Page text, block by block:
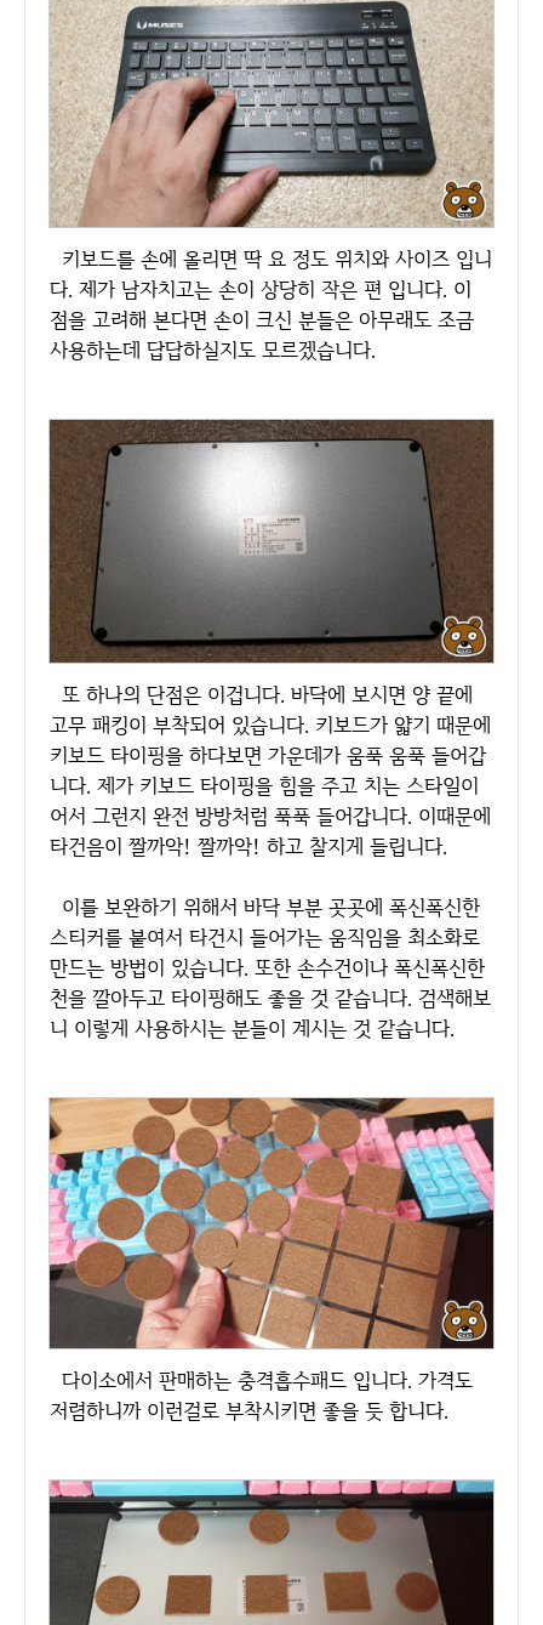
키보드를 손에 올리면 딱 요 정도 위치와 사이즈 입니
다. 제가 남자치고는 손이 상당히 작은 편 입니다. 이
점을 고려해 본다면 손이 크신 분들은 아무래도 조금
사용하는데 답답하실지도 모르겠습니다.
또 하나의 단점은 이겁니다. 바닥에 보시면 양 끝에
고무 패킹이 부착되어 있습니다. 키보드가 얇기 때문에
키보드 타이핑을 하다보면 가운데가 움푹 움푹 들어갑
니다. 제가 키보드 타이핑을 힘을 주고 치는 스타일이
어서 그런지 완전 방방처럼 푹푹 들어갑니다. 이때문에
타건음이 짤까악! 짤까악! 하고 찰지게 들립니다.
이를 보완하기 위해서 바닥 부분 곳곳에 폭신폭신한
스티커를 붙여서 타건시 들어가는 움직임을 최소화로
만드는 방법이 있습니다. 또한 손수건이나 폭신폭신한
천을 깔아두고 타이핑해도 좋을 것 같습니다. 검색해보
니 이렇게 사용하시는 분들이 계시는 것 같습니다.
다이소에서 판매하는 충격흡수패드 입니다. 가격도
저렴하니까 이런걸로 부착시키면 좋을 듯 합니다.